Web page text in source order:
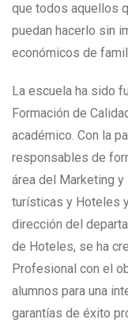
que todos aquellos
puedan hacerlo sin
económicos de
La escuela ha sido
Formación de
académico. Con la
responsables de
área del Marketing
turísticas y Hoteles
dirección del
de Hoteles, se ha
Profesional con el
alumnos para una
garantías de éxito